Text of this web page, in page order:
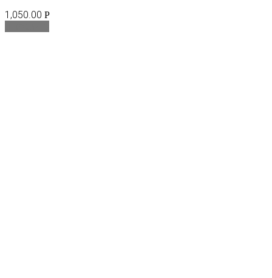
1,050.00 Р